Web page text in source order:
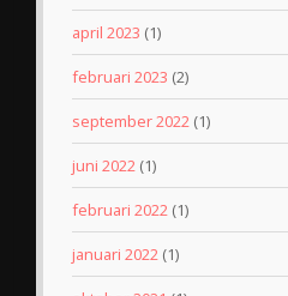
april 2023 (1)
februari 2023 (2)
september 2022 (1)
juni 2022 (1)
februari 2022 (1)
januari 2022 (1)